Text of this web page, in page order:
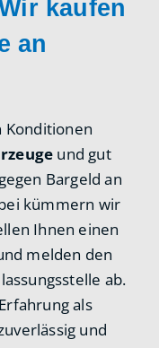
kaufen
an
Konditionen
und gut
Bargeld an
kümmern wir
Ihnen einen
melden den
ab.
als
und